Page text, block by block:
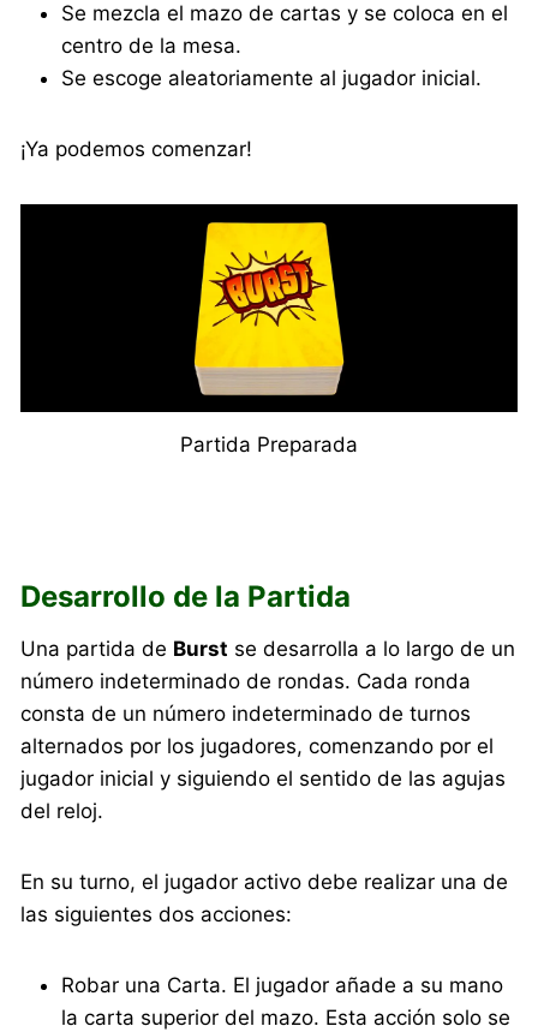
Se mezcla el mazo de cartas y se coloca en el
centro de la mesa.
Se escoge aleatoriamente al jugador inicial.
¡Ya podemos comenzar!
Partida Preparada
Desarrollo de la Partida
Una partida de Burst se desarrolla a lo largo de un
número indeterminado de rondas. Cada ronda
consta de un número indeterminado de turnos
alternados por los jugadores, comenzando por el
jugador inicial y siguiendo el sentido de las agujas
del reloj.
En su turno, el jugador activo debe realizar una de
las siguientes dos acciones:
Robar una Carta. El jugador añade a su mano
la carta superior del mazo. Esta acción solo se